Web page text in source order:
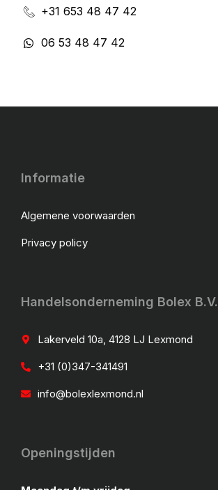
+31 653 48 47 42
06 53 48 47 42
Informatie
Algemene voorwaarden
Privacy policy
Handelsonderneming Bolex B.V.
Lakerveld 10a, 4128 LJ Lexmond
+31 (0)347-341491
info@bolexlexmond.nl
Openingstijden